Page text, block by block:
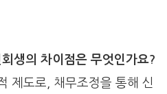
생의 차이점은 무엇인가요?
제도로, 채무조정을 통해 신